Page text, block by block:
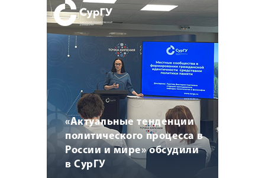
«Актуальные тенденции
политического процесса в
России и мире» обсудили
в СурГУ